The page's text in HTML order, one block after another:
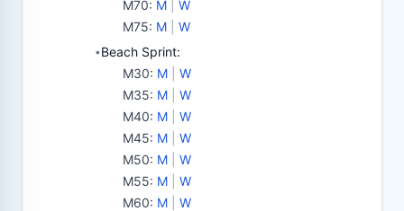
M70: M
W
M75: M W
•Beach Sprint:
M30: M
W
M35: M
W
M40: M
W
M45: M
W
M50: M
W
M55: M
W
M60: M
W